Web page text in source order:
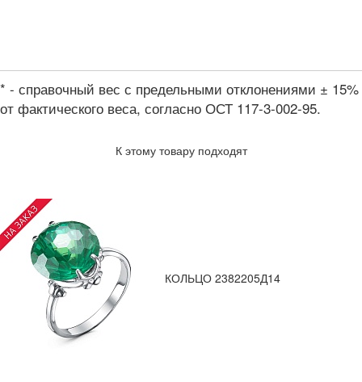
* - справочный вес с предельными отклонениями ± 15%
от фактического веса, согласно ОСТ 117-3-002-95.
К этому товару подходят
КОЛЬЦО 2382205Д14